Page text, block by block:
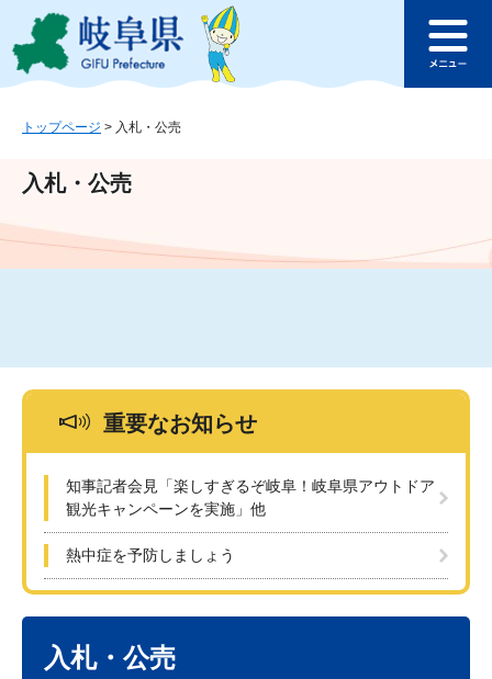
ジ
ュ
文
このページの本文へ
ュ
トップページ > 入札・公売
入札・公売
重要なお知らせ
知事記者会見「楽しすぎるぞ岐阜！岐阜県アウトドア
観光キャンペーンを実施」他
熱中症を予防しましょう
入札・公売